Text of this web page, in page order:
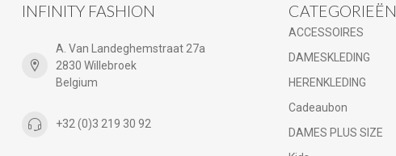
INFINITY FASHION
A. Van Landeghemstraat 27a
2830 Willebroek
Belgium
+32 (0)3 219 30 92
CATEGORIEËN
ACCESSOIRES
DAMESKLEDING
HERENKLEDING
Cadeaubon
DAMES PLUS SIZE